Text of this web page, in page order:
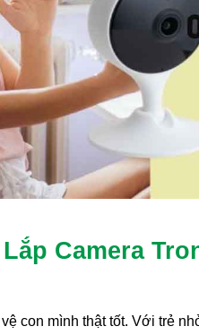
Camera
con mình thật tốt. Với trẻ